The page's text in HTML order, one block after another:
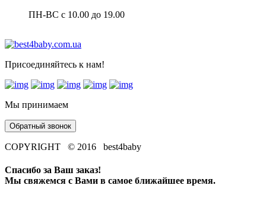
ПН-ВС с 10.00 до 19.00
Присоединяйтесь к нам!
Мы принимаем
Обратный звонок
COPYRIGHT © 2016 best4baby
Спасибо за Ваш заказ!
Мы свяжемся с Вами в самое ближайшее время.